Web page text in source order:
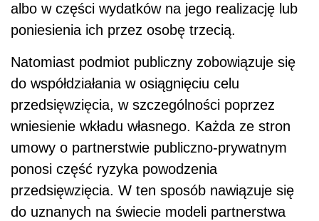
albo w części wydatków na jego realizację lub
poniesienia ich przez osobę trzecią.
Natomiast podmiot publiczny zobowiązuje się
do współdziałania w osiągnięciu celu
przedsięwzięcia, w szczególności poprzez
wniesienie wkładu własnego. Każda ze stron
umowy o partnerstwie publiczno-prywatnym
ponosi część ryzyka powodzenia
przedsięwzięcia. W ten sposób nawiązuje się
do uznanych na świecie modeli partnerstwa